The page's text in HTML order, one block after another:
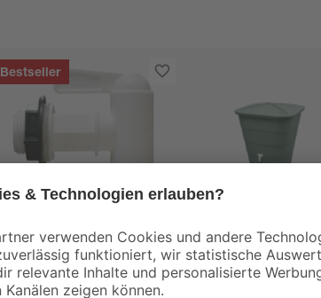
Bestseller
GARANTIA
Universal-
GARANTIA
Regentonne 'Ibiza'